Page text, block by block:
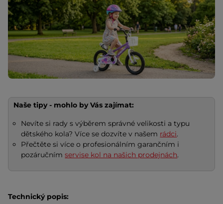
Naše tipy - mohlo by Vás zajímat:
Nevíte si rady s výběrem správné velikosti a typu
dětského kola? Více se dozvíte v našem rádci.
Přečtěte si více o profesionálním garančním i
pozáručnímservise kol na našich prodejnách.
Technický popis: